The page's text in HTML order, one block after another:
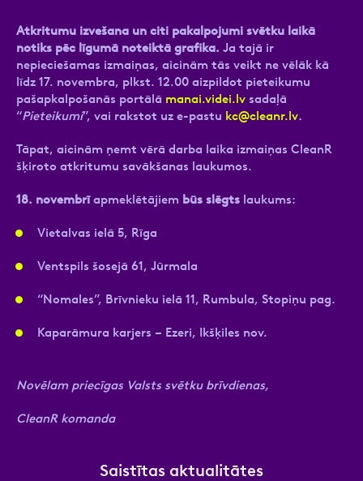
Atkritumu izvešana un citi pakalpojumi svētku laikā
notiks pēc līgumā noteiktā grafika. Ja tajā ir
nepieciešamas izmaiņas, aicinām tās veikt ne vēlāk kā
līdz 17. novembra, plkst. 12.00 aizpildot pieteikumu
pašapkalpošanās portālā manai.videi.lv sadaļā
“Pieteikumi”, vai rakstot uz e-pastu kc@cleanr.lv.
Tāpat, aicinām ņemt vērā darba laika izmaiņas CleanR
šķiroto atkritumu savākšanas laukumos.
18. novembrīapmeklētājiem būs slēgts laukums:
Vietalvas ielā 5, Rīga
Ventspils šosejā 61, Jūrmala
“Nomales”, Brīvnieku ielā 11, Rumbula, Stopiņu pag.
Kaparāmura karjers – Ezeri, Ikšķiles nov.
Novēlam priecīgas Valsts svētku brīvdienas,
CleanR komanda
Saistītas aktualitātes